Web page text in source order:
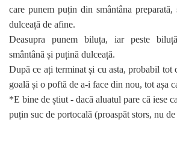
care punem puțin din smântâna
dulceață de afine.
Deasupra punem biluța, iar peste
smântână și puțină dulceață.
După ce ați terminat și cu asta, probabil tot
goală și o poftă de a-i face din nou, tot așa
*E bine de știut - dacă aluatul pare că iese
puțin suc de portocală (proaspăt stors, nu